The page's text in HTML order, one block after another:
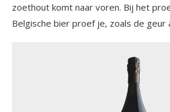
zoethout komt naar voren. Bij het
Belgische bier proef je, zoals de geur
een zoetigheid die doet denken aan
heeft het nog een wat lichte bittere
verneembaar is in de fijne afdronk.